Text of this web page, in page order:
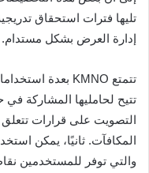
إدارة العرض بشكل مستدام.
تتيح لحامليها المشاركة
التصويت على قرارات تتعلق
والتي توفر للمستخدمين